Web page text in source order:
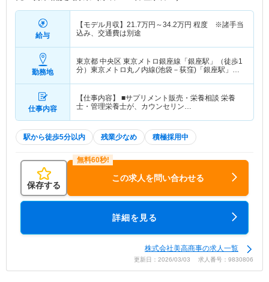
給与
【モデル月収】 21.7万円～34.2万円 程度 ※諸手当
込み、交通費は別途
勤務地
東京都 中央区 東京メトロ銀座線「銀座駅」（徒歩1
分）東京メトロ丸ノ内線(池袋－荻窪)「銀座駅」
仕事内容
【仕事内容】 ■サプリメント販売・栄養相談 栄養
士・管理栄養士が、カウンセリン…
駅から徒歩5分以内 残業少なめ 積極採用中
保存する
この求人を問い合わせる
詳細を見る
株式会社美高商事の求人一覧
更新日：2026/03/03 求人番号：9830806